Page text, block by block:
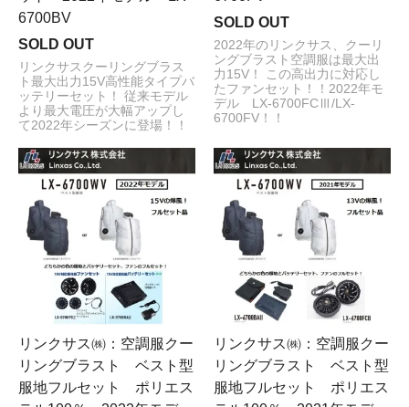
6700BV
SOLD OUT
リンクサスクーリングブラス
ト最大出力15V高性能タイプバ
ッテリーセット！ 従来モデル
より最大電圧が大幅アップし
て2022年シーズンに登場！！
SOLD OUT
2022年のリンクサス、クーリ
ングブラスト空調服は最大出
力15V！ この高出力に対応し
たファンセット！！2022年モ
デル LX-6700FCⅢ/LX-
6700FV！！
リンクサス㈱：空調服クー
リングブラスト ベスト型
服地フルセット ポリエス
リンクサス㈱：空調服クー
リングブラスト ベスト型
服地フルセット ポリエス